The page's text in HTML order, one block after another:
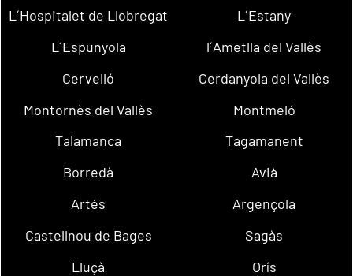
L´Hospitalet de Llobregat
L´Estany
L´Espunyola
l´Ametlla del Vallès
Cervelló
Cerdanyola del Vallès
Montornès del Vallès
Montmeló
Talamanca
Tagamanent
Borredà
Avià
Artés
Argençola
Castellnou de Bages
Sagàs
Lluçà
Orís